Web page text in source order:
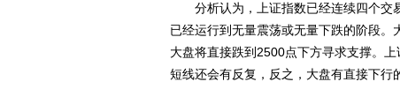
分析认为，上证指数已经连续四个交
已经运行到无量震荡或无量下跌的阶段。
大盘将直接跌到2500点下方寻求支撑。
短线还会有反复，反之，大盘有直接下行